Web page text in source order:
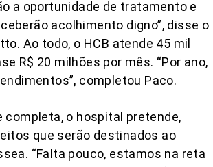
a oportunidade de tratamento e
acolhimento digno”, disse o
Ao todo, o HCB atende 45 mil
R$ 20 milhões por mês. “Por ano,
completou Paco.
completa, o hospital pretende,
que serão destinados ao
“Falta pouco, estamos na reta